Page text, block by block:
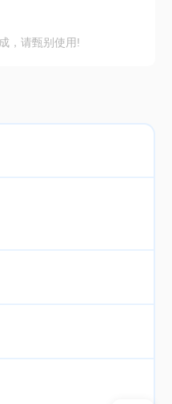
，请甄别使用!